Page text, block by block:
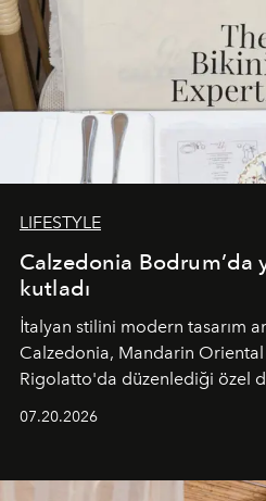
LIFESTYLE
Calzedonia Bodrum’da
kutladı
İtalyan stilini modern tasarım
Calzedonia, Mandarin
Rigolatto'da düzenlediği özel
07.20.2026